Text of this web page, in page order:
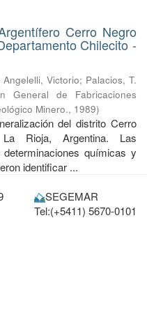
Cerro Negro
Chilecito -
Angelelli, Victorio; Palacios, T.
General de Fabricaciones
Minero., 1989)
del distrito Cerro
Rioja, Argentina. Las
químicas y
identificar ...
SEGEMAR
Tel:(+5411) 5670-0101